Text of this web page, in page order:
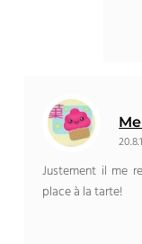
Justement il me
place à la tarte!